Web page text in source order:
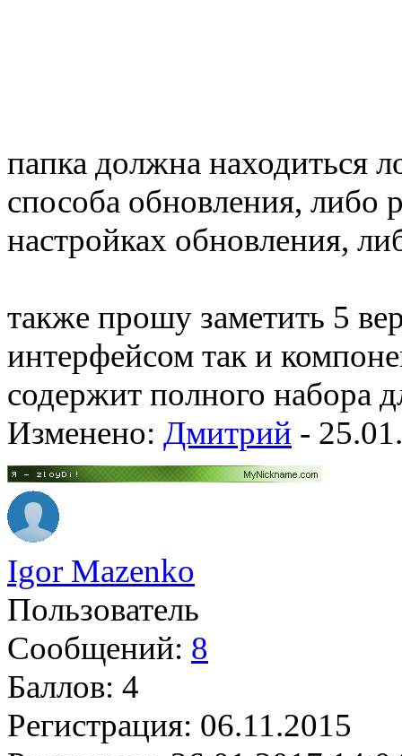
папка должна находиться
способа обновления,
настройках обновления,
также прошу заметить 5
интерфейсом так и
содержит полного набора
Изменено: Дмитрий -
Igor Mazenko
Пользователь
Сообщений: 8
Баллов: 4
Регистрация: 06.11.2015